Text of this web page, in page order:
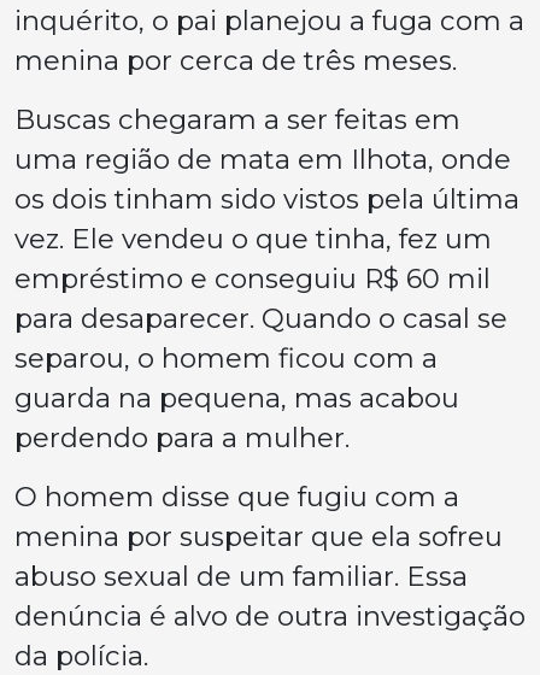
inquérito, o pai planejou a fuga com a
menina por cerca de três meses.
Buscas chegaram a ser feitas em
uma região de mata em Ilhota, onde
os dois tinham sido vistos pela última
vez. Ele vendeu o que tinha, fez um
empréstimo e conseguiu R$ 60 mil
para desaparecer. Quando o casal se
separou, o homem ficou com a
guarda na pequena, mas acabou
perdendo para a mulher.
O homem disse que fugiu com a
menina por suspeitar que ela sofreu
abuso sexual de um familiar. Essa
denúncia é alvo de outra investigação
da polícia.